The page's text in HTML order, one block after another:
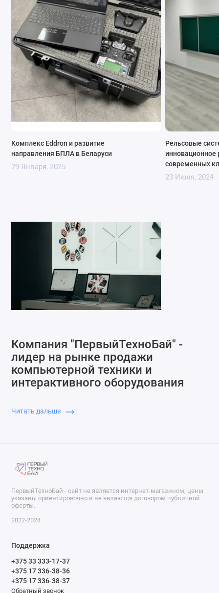
Комплекс Eddron и развитие
направления БПЛА в Беларуси
29 Января, 2025
Рельсовые
инновационное
современных
23 Июля, 2024
Компания "ПервыйТехноБай" -
лидер на рынке продажи
компьютерной техники и
интерактивного оборудования
компьютеров, ноутбуков, мультибордов, LED экранов,
Читать дальше
ПервыйТехноБай - сайт не является интернет-магазином, цены
указаны ориентировочно и не являются договором публичной
оферты.
2022-2024
Поддержка
+375 33 333-17-37
+375 17 336-38-36
+375 17 336-38-37
Обратный звонок